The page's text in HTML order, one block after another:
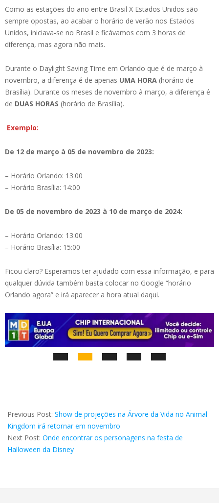
Como as estações do ano entre Brasil X Estados Unidos são
sempre opostas, ao acabar o horário de verão nos Estados
Unidos, iniciava-se no Brasil e ficávamos com 3 horas de
diferença, mas agora não mais.
Durante o Daylight Saving Time em Orlando que é de março à
novembro, a diferença é de apenas UMA HORA (horário de
Brasília). Durante os meses de novembro à março, a diferença é
de DUAS HORAS (horário de Brasília).
Exemplo:
De 12 de março à 05 de novembro de 2023:
– Horário Orlando: 13:00
– Horário Brasília: 14:00
De 05 de novembro de 2023 à 10 de março de 2024:
– Horário Orlando: 13:00
– Horário Brasília: 15:00
Ficou claro? Esperamos ter ajudado com essa informação, e para
qualquer dúvida também basta colocar no Google “horário
Orlando agora” e irá aparecer a hora atual daqui.
08-
07
Previous Post: Show de projeções na Árvore da Vida no Animal
Kingdom irá retornar em novembro
Next Post: Onde encontrar os personagens na festa de
Halloween da Disney